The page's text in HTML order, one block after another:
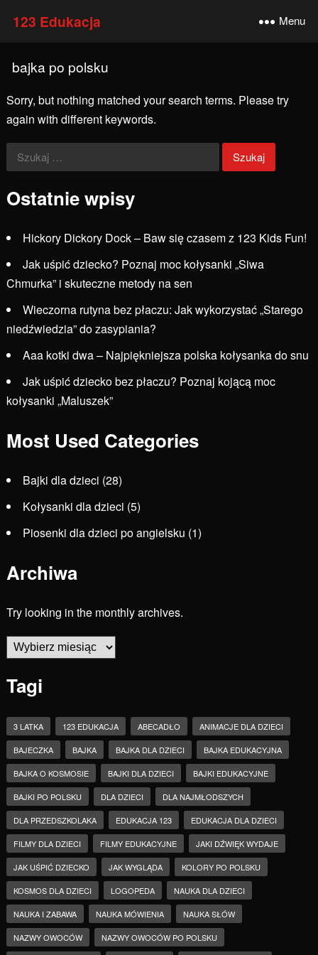
123 Edukacja Menu
bajka po polsku
Sorry, but nothing matched your search terms. Please try
again with different keywords.
Szukaj:
Ostatnie wpisy
Hickory Dickory Dock – Baw się czasem z 123 Kids Fun!
Jak uśpić dziecko? Poznaj moc kołysanki „Siwa
Chmurka” i skuteczne metody na sen
Wieczorna rutyna bez płaczu: Jak wykorzystać „Starego
niedźwiedzia” do zasypiania?
Aaa kotki dwa – Najpiękniejsza polska kołysanka do snu
Jak uśpić dziecko bez płaczu? Poznaj kojącą moc
kołysanki „Maluszek”
Most Used Categories
Bajki dla dzieci (28)
Kołysanki dla dzieci (5)
Piosenki dla dzieci po angielsku (1)
Archiwa
Try looking in the monthly archives.
Archiwa
Tagi
3 LATKA 123 EDUKACJA ABECADŁO ANIMACJE DLA DZIECI
BAJECZKA BAJKA BAJKA DLA DZIECI BAJKA EDUKACYJNA
BAJKA O KOSMOSIE BAJKI DLA DZIECI BAJKI EDUKACYJNE
BAJKI PO POLSKU DLA DZIECI DLA NAJMŁODSZYCH
DLA PRZEDSZKOLAKA EDUKACJA 123 EDUKACJA DLA DZIECI
FILMY DLA DZIECI FILMY EDUKACYJNE JAKI DŹWIĘK WYDAJE
JAK UŚPIĆ DZIECKO JAK WYGLĄDA KOLORY PO POLSKU
KOSMOS DLA DZIECI LOGOPEDA NAUKA DLA DZIECI
NAUKA I ZABAWA NAUKA MÓWIENIA NAUKA SŁÓW
NAZWY OWOCÓW NAZWY OWOCÓW PO POLSKU